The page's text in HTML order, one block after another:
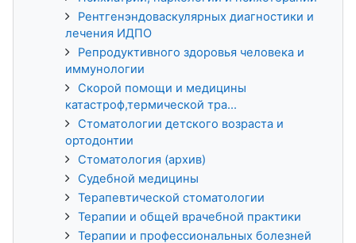
Рентгенэндоваскулярных диагностики и
лечения ИДПО
Репродуктивного здоровья человека и
иммунологии
Скорой помощи и медицины
катастроф,термической тра...
Стоматологии детского возраста и
ортодонтии
Стоматология (архив)
Судебной медицины
Терапевтической стоматологии
Терапии и общей врачебной практики
Терапии и профессиональных болезней